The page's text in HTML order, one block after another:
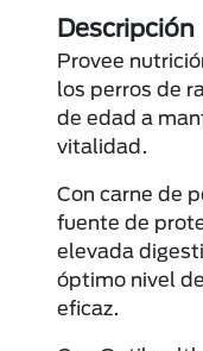
Descripción
Provee
los perros de
de edad a
vitalidad.
Con carne de
fuente de
elevada
óptimo nivel
eficaz.